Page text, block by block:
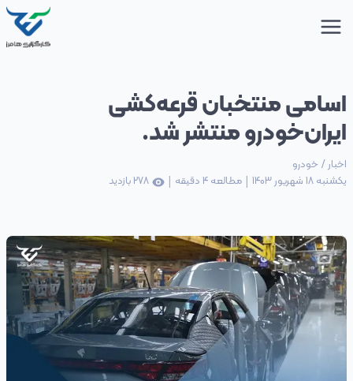
اسامی منتخبان قرعه‌کشی
ایران‌خودرو منتشر شد.
اخبار / خودرو
یکشنبه 18 شهریور 1403
| مطالعه 4 دقیقه |
278بازدید